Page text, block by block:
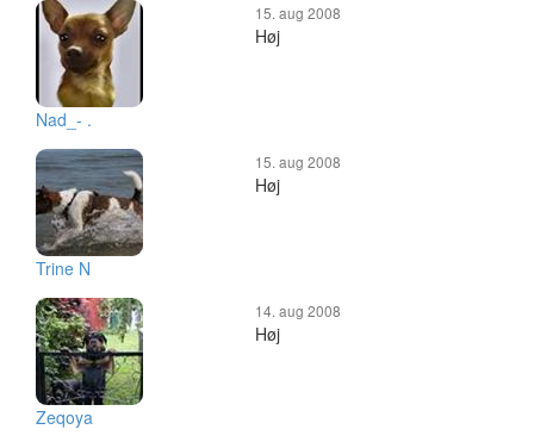
Nad_- .
15. aug 2008
Høj
Trine N
15. aug 2008
Høj
Zeqoya
14. aug 2008
Høj